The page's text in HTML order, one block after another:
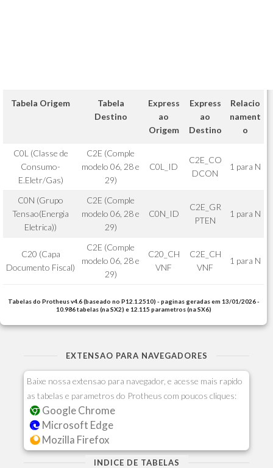
Tabela Origem
Tabela
Destino
Express
ao
Origem
Express
ao
Destino
Relacio
nament
o
C0L (Classe de
Consumo-
E.Eletr/Gas)
C2E (Comple
modelo 06, 28 e
29)
C0L_ID
C2E_CO
DCON
1 para N
C0N (Grupo
Tensao(Energia
Eletrica))
C2E (Comple
modelo 06, 28 e
29)
C0N_ID
C2E_GR
PTEN
1 para N
C20 (Capa
Documento Fiscal)
C2E (Comple
modelo 06, 28 e
29)
C20_CH
VNF
C2E_CH
VNF
1 para N
Tabelas do Protheus v4.6 (baseado no P12.1.2510) - paginas geradas em 13/01/2026 -
10.986 tabelas (na SX2) e 12.115 parametros (na SX6)
EXTENSAO PARA NAVEGADORES
Baixe nossa extensao para navegador, e acesse mais rapido
as tabelas e parametros do Protheus com poucos cliques:
Google Chrome
Microsoft Edge
Mozilla Firefox
INDICE DE TABELAS